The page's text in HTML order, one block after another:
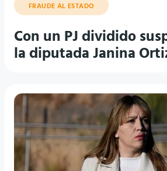
FRAUDE AL ESTADO
Con un PJ dividido
la diputada Janina